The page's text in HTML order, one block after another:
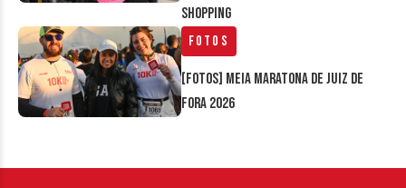
Shopping
Fotos
[FOTOS] Meia Maratona de Juiz de
Fora 2026